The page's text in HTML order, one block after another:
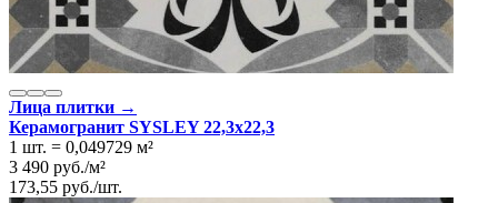
Лица плитки →
Керамогранит SYSLEY 22,3x22,3
1 шт. = 0,049729 м²
3 490 руб./м²
173,55 руб./шт.